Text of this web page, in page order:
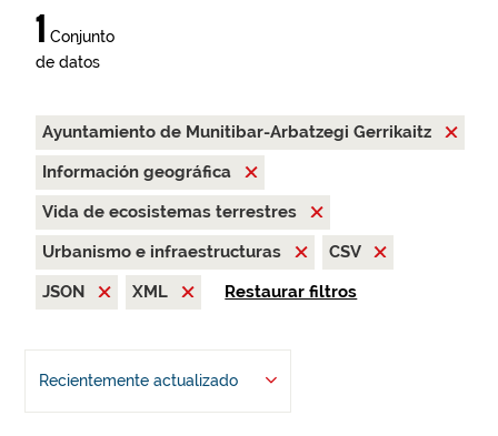
1 Conjunto
de datos
Ayuntamiento de Munitibar-Arbatzegi Gerrikaitz
Información geográfica
Vida de ecosistemas terrestres
Urbanismo e infraestructuras
CSV
JSON
XML Restaurar filtros
Recientemente actualizado